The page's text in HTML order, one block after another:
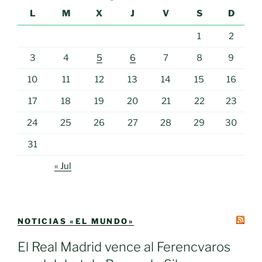
L
M X J V S D
1 2
3 4 5 6 7 8 9
10 11 12 13 14 15 16
17 18 19 20 21 22 23
24 25 26 27 28 29 30
31
« Jul
NOTICIAS «EL MUNDO»
El Real Madrid vence al Ferencvaros